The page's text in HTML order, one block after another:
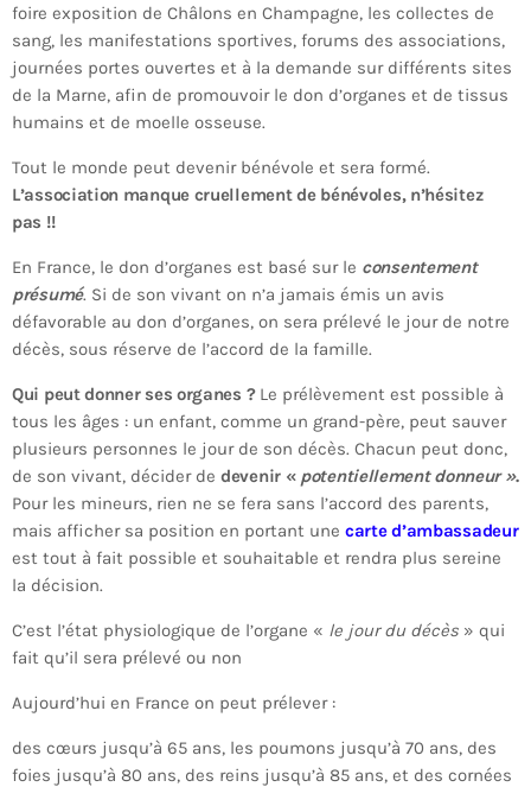
foire exposition de Châlons en Champagne, les collectes de
sang, les manifestations sportives, forums des associations,
journées portes ouvertes et à la demande sur différents sites
de la Marne, afin de promouvoir le don d’organes et de tissus
humains et de moelle osseuse.
Tout le monde peut devenir bénévole et sera formé.
L’association manque cruellement de bénévoles, n’hésitez
pas !!
En France, le don d’organes est basé sur le consentement
présumé. Si de son vivant on n’a jamais émis un avis
défavorable au don d’organes, on sera prélevé le jour de notre
décès, sous réserve de l’accord de la famille.
Qui peut donner ses organes ? Le prélèvement est possible à
tous les âges : un enfant, comme un grand-père, peut sauver
plusieurs personnes le jour de son décès. Chacun peut donc,
de son vivant, décider de devenir « potentiellement donneur ».
Pour les mineurs, rien ne se fera sans l’accord des parents,
mais afficher sa position en portant une carte d’ambassadeur
est tout à fait possible et souhaitable et rendra plus sereine
la décision.
C’est l’état physiologique de l’organe « le jour du décès » qui
fait qu’il sera prélevé ou non
Aujourd’hui en France on peut prélever :
des cœurs jusqu’à 65 ans, les poumons jusqu’à 70 ans, des
foies jusqu’à 80 ans, des reins jusqu’à 85 ans, et des cornées